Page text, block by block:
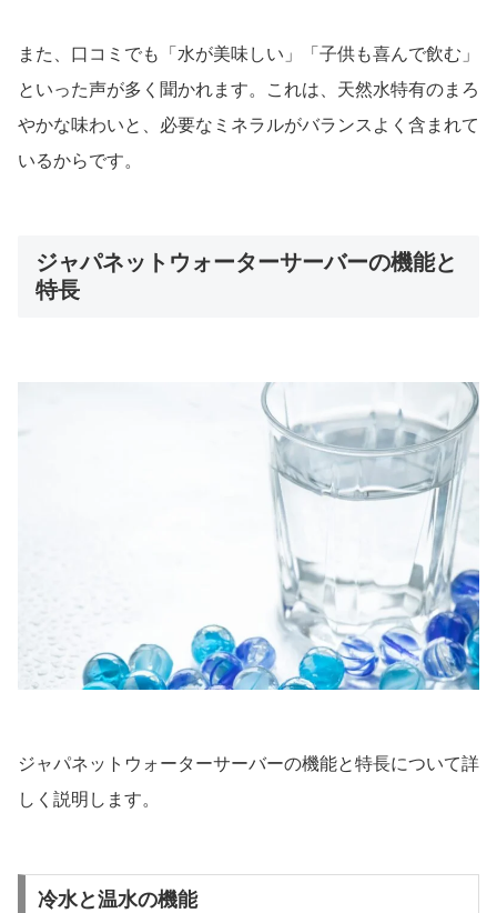
また、口コミでも「水が美味しい」「子供も喜んで飲む」
といった声が多く聞かれます。これは、天然水特有のまろ
やかな味わいと、必要なミネラルがバランスよく含まれて
いるからです。
ジャパネットウォーターサーバーの機能と
特長
ジャパネットウォーターサーバーの機能と特長について詳
しく説明します。
冷水と温水の機能